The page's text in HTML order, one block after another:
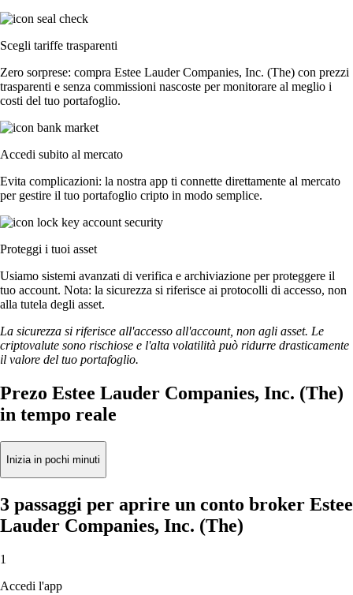
Scegli tariffe trasparenti
Zero sorprese: compra Estee Lauder Companies, Inc. (The) con prezzi
trasparenti e senza commissioni nascoste per monitorare al meglio i
costi del tuo portafoglio.
Accedi subito al mercato
Evita complicazioni: la nostra app ti connette direttamente al mercato
per gestire il tuo portafoglio cripto in modo semplice.
Proteggi i tuoi asset
Usiamo sistemi avanzati di verifica e archiviazione per proteggere il
tuo account. Nota: la sicurezza si riferisce ai protocolli di accesso, non
alla tutela degli asset.
La sicurezza si riferisce all'accesso all'account, non agli asset. Le
criptovalute sono rischiose e l'alta volatilità può ridurre drasticamente
il valore del tuo portafoglio.
Prezo Estee Lauder Companies, Inc. (The)
in tempo reale
Inizia in pochi minuti
3 passaggi per aprire un conto broker Estee
Lauder Companies, Inc. (The)
1
Accedi l'app